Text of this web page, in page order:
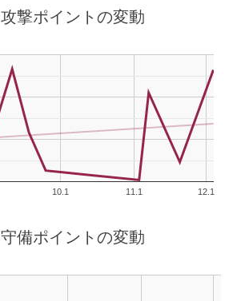
攻撃ポイントの変動
10.1 11.1 12.1
守備ポイントの変動